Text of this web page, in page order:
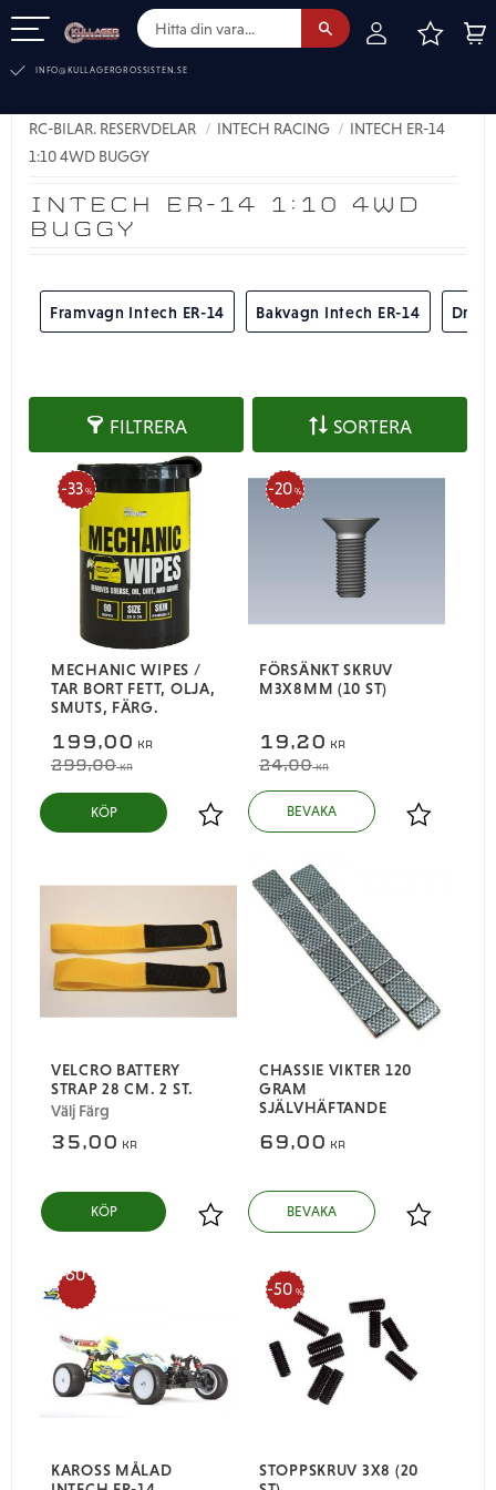
INFO@KULLAGERGROSSISTEN.SE
INTECH ER-14 1:10 4WD
BUGGY
RC-BILAR. RESERVDELAR INTECH RACING
INTECH ER-14
1:10 4WD BUGGY
Framvagn Intech ER-14 Bakvagn Intech ER-14
FILTRERA SORTERA
MECHANIC WIPES /
TAR BORT FETT, OLJA,
SMUTS, FÄRG.
199,00 KR
299,00KR
33 %
Lägg till i favoriter
KÖP
FÖRSÄNKT SKRUV
M3X8MM (10 ST)
19,20 KR
24,00KR
20 %
Lägg till i
VELCRO BATTERY
STRAP 28 CM. 2 ST.
Välj Färg
35,00 KR
Lägg till i favoriter
CHASSIE VIKTER 120
GRAM
SJÄLVHÄFTANDE
69,00 KR
Lägg till i
KAROSS MÅLAD
60
%
STOPPSKRUV 3X8 (20
50 %